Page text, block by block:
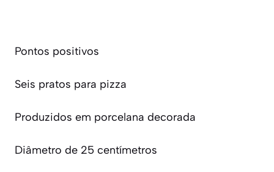
Pontos positivos
Seis pratos para pizza
Produzidos em porcelana decorada
Diâmetro de 25 centímetros